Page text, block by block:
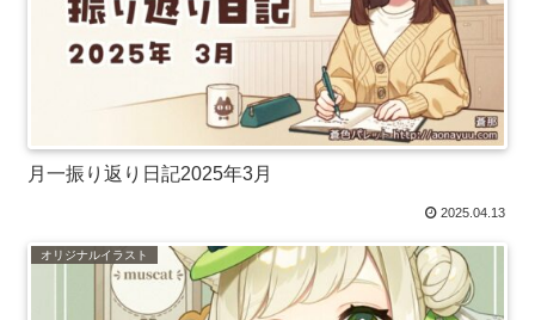
月一振り返り日記2025年3月
2025.04.13
オリジナルイラスト